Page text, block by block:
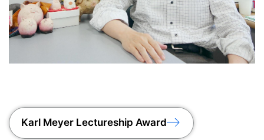
Karl Meyer Lectureship Award